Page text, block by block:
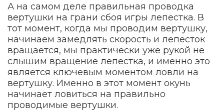
А на самом деле правильная проводка
вертушки на грани сбоя игры лепестка. В
тот момент, когда мы проводим вертушку,
начинаем замедлять скорость и лепесток
вращается, мы практически уже рукой не
слышим вращение лепестка, и именно это
является ключевым моментом ловли на
вертушку. Именно в этот момент окунь
начинает ловиться на правильно
проводимые вертушки.